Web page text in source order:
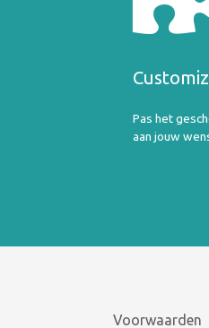
Pas het
aan jouw
Voorwaarden